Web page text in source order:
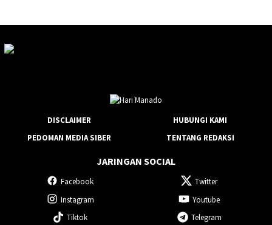
DISCLAIMER
HUBUNGI KAMI
PEDOMAN MEDIA SIBER
TENTANG REDAKSI
JARINGAN SOCIAL
Facebook
Twitter
Instagram
Youtube
Tiktok
Telegram